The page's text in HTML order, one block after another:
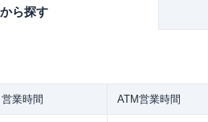
ら探す
営業時間 ATM営業時間